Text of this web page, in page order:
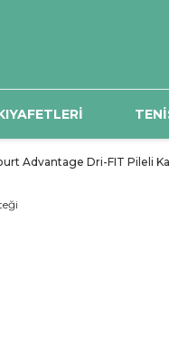
Advantage Dri-FIT Pileli